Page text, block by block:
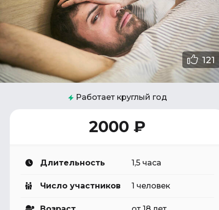
121
Работает круглый год
2000 ₽
Длительность 1,5 часа
Число участников 1 человек